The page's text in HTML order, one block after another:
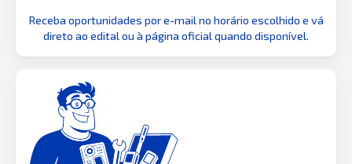
Receba oportunidades por e-mail no horário escolhido e vá
direto ao edital ou à página oficial quando disponível.